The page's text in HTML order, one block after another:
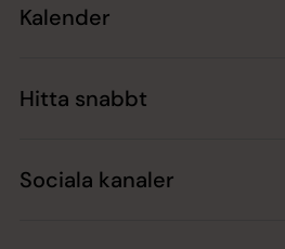
Kalender
Hitta snabbt
Sociala kanaler